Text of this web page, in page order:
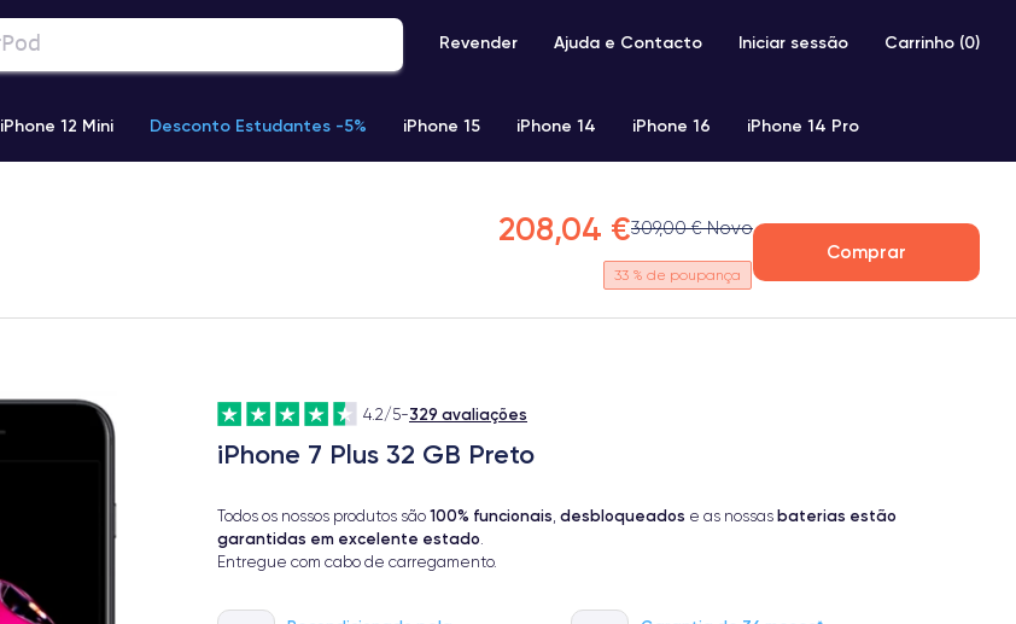
Revender Ajuda e Contacto Iniciar sessão Carrinho (0)
iPhone 12 Mini Desconto Estudantes -5% iPhone 15 iPhone 14 iPhone 16 iPhone 14 Pro
208,04 €309,00 € Novo
33 % de poupança
Comprar
4.2/5-329 avaliações
iPhone 7 Plus 32 GB Preto
Todos os nossos produtos são 100% funcionais desbloqueados e as nossas baterias estão
garantidas em excelente estado
Entregue com cabo de carregamento.